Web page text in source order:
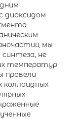
диоксидом
мы
не
температур
провели
коллоидных